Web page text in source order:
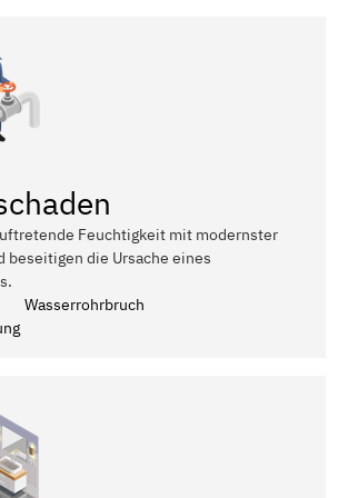
Feuchtigkeit mit modernster
beseitigen die Ursache eines
Wasserrohrbruch